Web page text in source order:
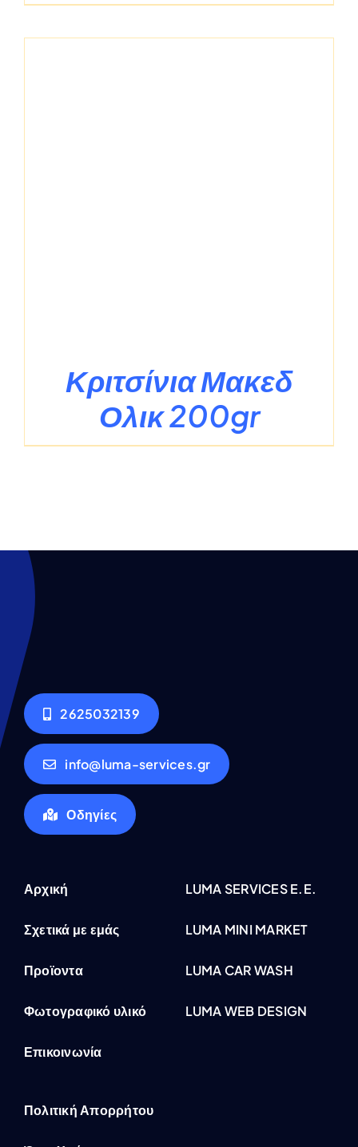
Κριτσίνια Μακεδ
Ολικ 200gr
2625032139
info@luma-services.gr
Οδηγίες
Αρχική
Σχετικά με εμάς
Προϊοντα
Φωτογραφικό υλικό
Επικοινωνία
LUMA SERVICES E.E.
LUMA MINI MARKET
LUMA CAR WASH
LUMA WEB DESIGN
Πολιτική Απορρήτου